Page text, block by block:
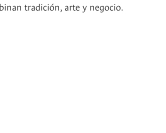
tradición, arte y negocio.